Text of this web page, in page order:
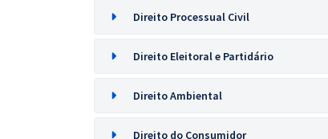
Direito Processual Civil
Direito Eleitoral e Partidário
Direito Ambiental
Direito do Consumidor